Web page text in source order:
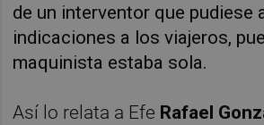
de un interventor que pudiese
indicaciones a los viajeros,
maquinista estaba sola.
Así lo relata a Efe Rafael